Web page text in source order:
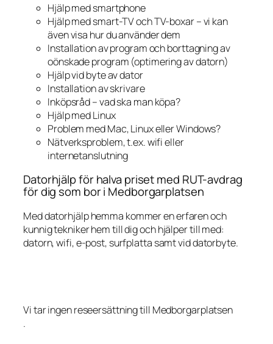
Hjälp med smartphone
Hjälp med smart-TV och TV-boxar – vi kan
även visa hur du använder dem
Installation av program och borttagning av
oönskade program (optimering av datorn)
Hjälp vid byte av dator
Installation av skrivare
Inköpsråd – vad ska man köpa?
Hjälp med Linux
Problem med Mac, Linux eller Windows?
Nätverksproblem, t.ex. wifi eller
internetanslutning
Datorhjälp för halva priset med RUT-avdrag
för dig som bor i Medborgarplatsen
Med datorhjälp hemma kommer en erfaren och
kunnig tekniker hem till dig och hjälper till med:
datorn, wifi, e-post, surfplatta samt vid datorbyte.
Vi tar ingen reseersättning till Medborgarplatsen
.